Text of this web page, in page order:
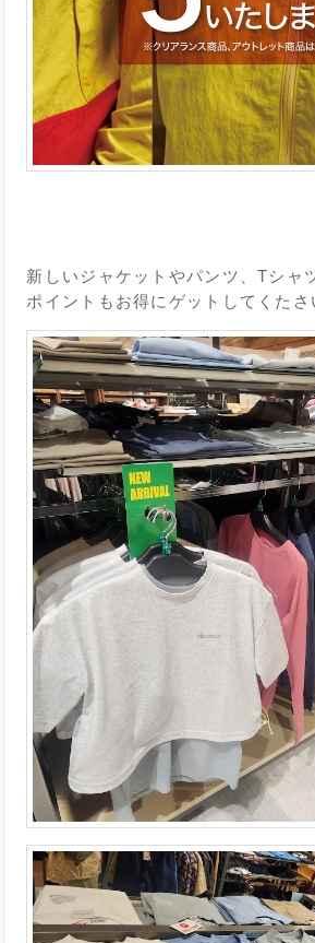
新しいジャケットやパンツ、Tシャ
ポイントもお得にゲットしてくたさ